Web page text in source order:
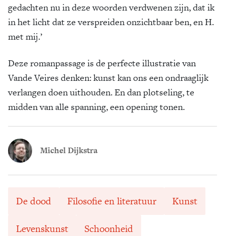
gedachten nu in deze woorden verdwenen zijn, dat ik
in het licht dat ze verspreiden onzichtbaar ben, en H.
met mij.’
Deze romanpassage is de perfecte illustratie van
Vande Veires denken: kunst kan ons een ondraaglijk
verlangen doen uithouden. En dan plotseling, te
midden van alle spanning, een opening tonen.
Michel Dijkstra
De dood Filosofie en literatuur Kunst
Levenskunst Schoonheid